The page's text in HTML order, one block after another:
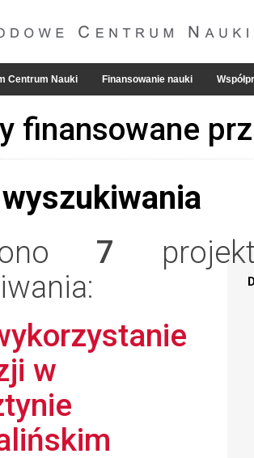
Centrum Nauki Finansowanie nauki
finansowane
7
w